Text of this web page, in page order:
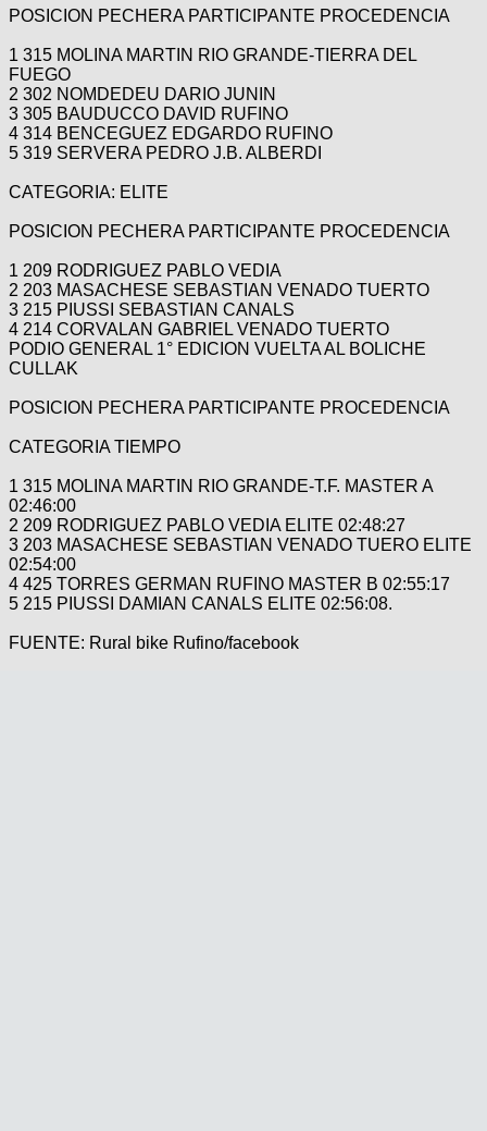
POSICION PECHERA PARTICIPANTE PROCEDENCIA
1 315 MOLINA MARTIN RIO GRANDE-TIERRA DEL
FUEGO
2 302 NOMDEDEU DARIO JUNIN
3 305 BAUDUCCO DAVID RUFINO
4 314 BENCEGUEZ EDGARDO RUFINO
5 319 SERVERA PEDRO J.B. ALBERDI
CATEGORIA: ELITE
POSICION PECHERA PARTICIPANTE PROCEDENCIA
1 209 RODRIGUEZ PABLO VEDIA
2 203 MASACHESE SEBASTIAN VENADO TUERTO
3 215 PIUSSI SEBASTIAN CANALS
4 214 CORVALAN GABRIEL VENADO TUERTO
PODIO GENERAL 1° EDICION VUELTA AL BOLICHE
CULLAK
POSICION PECHERA PARTICIPANTE PROCEDENCIA
CATEGORIA TIEMPO
1 315 MOLINA MARTIN RIO GRANDE-T.F. MASTER A
02:46:00
2 209 RODRIGUEZ PABLO VEDIA ELITE 02:48:27
3 203 MASACHESE SEBASTIAN VENADO TUERO ELITE
02:54:00
4 425 TORRES GERMAN RUFINO MASTER B 02:55:17
5 215 PIUSSI DAMIAN CANALS ELITE 02:56:08.
FUENTE: Rural bike Rufino/facebook